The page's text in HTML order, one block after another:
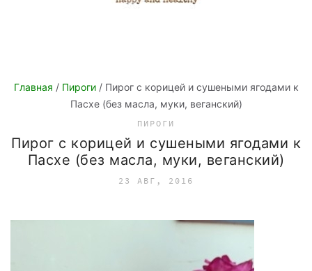
Главная / Пироги/ Пирог с корицей и сушеными ягодами к
Пасхе (без масла, муки, веганский)
ПИРОГИ
Пирог с корицей и сушеными ягодами к
Пасхе (без масла, муки, веганский)
23 АВГ, 2016